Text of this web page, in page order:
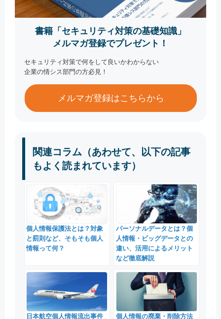
書籍「セキュリティ対策の基礎知識」
メルマガ登録でプレゼント！
セキュリティ対策で何をして良いかわからない
企業の情シス部門の方必見！
メルマガ登録はこちらから
関連コラム（あわせて、以下の記事
もよく読まれています）
個人情報保護法とは？対象
と罰則など、そもそも個人
情報って何？
パーソナルデータとは？個
人情報・ビッグデータとの
違い、活用によるメリット
など徹底解説
日本航空個人情報流出事件
個人情報の廃棄・削除方法